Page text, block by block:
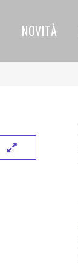
NOVITÀ